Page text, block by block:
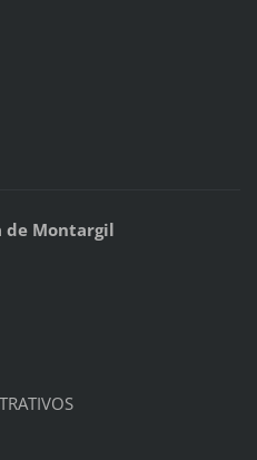
de Montargil